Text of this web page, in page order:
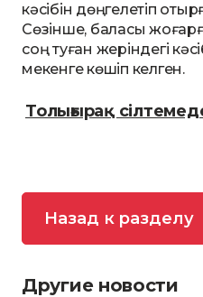
кәсібін дөңгелетіп
Сөзінше, баласы
соң туған жеріндегі
мекенге көшіп келген.
Толығырақ
Назад к разделу
Другие новости